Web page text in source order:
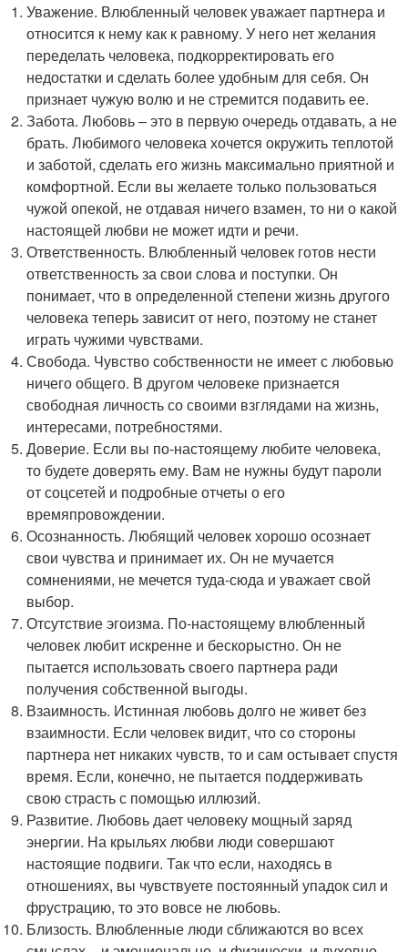
Уважение. Влюбленный человек уважает партнера и
относится к нему как к равному. У него нет желания
переделать человека, подкорректировать его
недостатки и сделать более удобным для себя. Он
признает чужую волю и не стремится подавить ее.
Забота. Любовь – это в первую очередь отдавать, а не
брать. Любимого человека хочется окружить теплотой
и заботой, сделать его жизнь максимально приятной и
комфортной. Если вы желаете только пользоваться
чужой опекой, не отдавая ничего взамен, то ни о какой
настоящей любви не может идти и речи.
Ответственность. Влюбленный человек готов нести
ответственность за свои слова и поступки. Он
понимает, что в определенной степени жизнь другого
человека теперь зависит от него, поэтому не станет
играть чужими чувствами.
Свобода. Чувство собственности не имеет с любовью
ничего общего. В другом человеке признается
свободная личность со своими взглядами на жизнь,
интересами, потребностями.
Доверие. Если вы по-настоящему любите человека,
то будете доверять ему. Вам не нужны будут пароли
от соцсетей и подробные отчеты о его
времяпровождении.
Осознанность. Любящий человек хорошо осознает
свои чувства и принимает их. Он не мучается
сомнениями, не мечется туда-сюда и уважает свой
выбор.
Отсутствие эгоизма. По-настоящему влюбленный
человек любит искренне и бескорыстно. Он не
пытается использовать своего партнера ради
получения собственной выгоды.
Взаимность. Истинная любовь долго не живет без
взаимности. Если человек видит, что со стороны
партнера нет никаких чувств, то и сам остывает спустя
время. Если, конечно, не пытается поддерживать
свою страсть с помощью иллюзий.
Развитие. Любовь дает человеку мощный заряд
энергии. На крыльях любви люди совершают
настоящие подвиги. Так что если, находясь в
отношениях, вы чувствуете постоянный упадок сил и
фрустрацию, то это вовсе не любовь.
Близость. Влюбленные люди сближаются во всех